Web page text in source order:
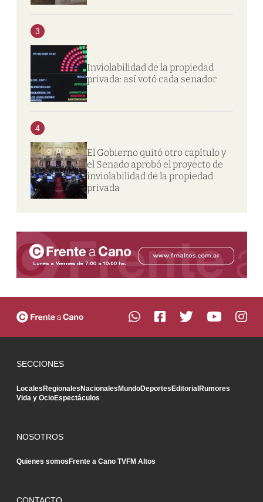
3
Inviolabilidad de la propiedad
privada: así votó cada senador
4
El Gobierno quitó otro capítulo y
el Senado aprobó el proyecto de
inviolabilidad de la propiedad
privada
SECCIONES
LocalesRegionalesNacionalesMundoDeportesEditorialRumores
Vida y OcioEspectáculos
NOSOTROS
Quienes somosFrente a Cano TVFM Altos
CONTACTO